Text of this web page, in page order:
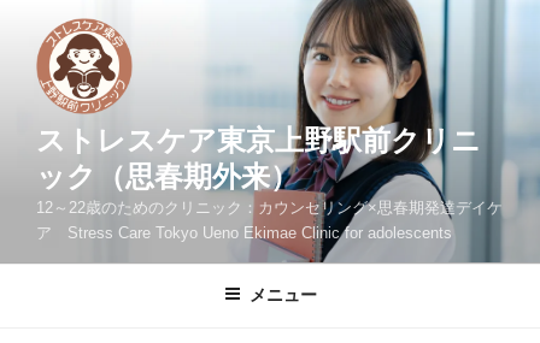
ストレスケア東京上野駅前クリニ
ック（思春期外来）
12～22歳のためのクリニック：カウンセリング×思春期発達デイケ
ア Stress Care Tokyo Ueno Ekimae Clinic for adolescents
メニュー